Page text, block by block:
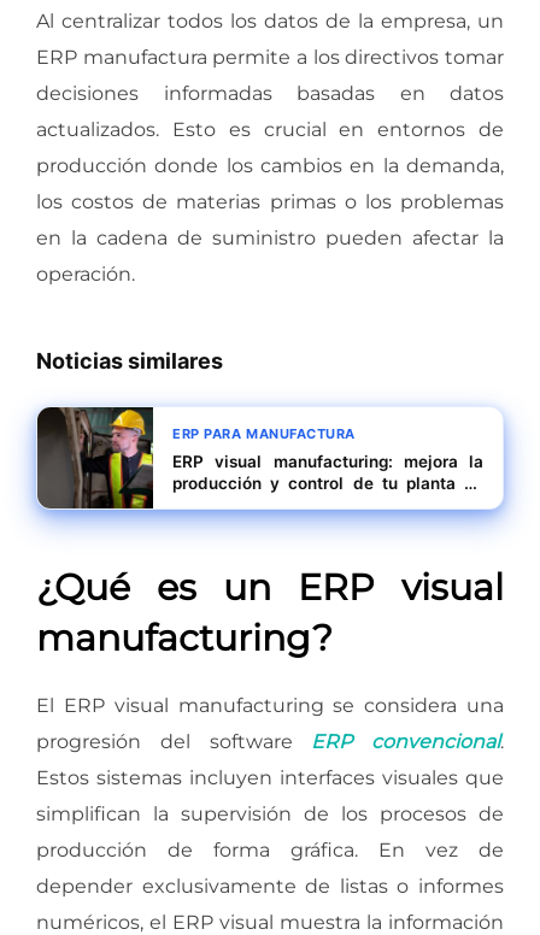
Al centralizar todos los datos de la empresa, un
ERP manufactura permite a los directivos tomar
decisiones informadas basadas en datos
actualizados. Esto es crucial en entornos de
producción donde los cambios en la demanda,
los costos de materias primas o los problemas
en la cadena de suministro pueden afectar la
operación.
Noticias similares
ERP PARA MANUFACTURA
ERP visual manufacturing: mejora la
producción y control de tu planta en
Ciudad de Panamá
¿Qué es un ERP visual
manufacturing?
El ERP visual manufacturing se considera una
progresión del software ERP convencional.
Estos sistemas incluyen interfaces visuales que
simplifican la supervisión de los procesos de
producción de forma gráfica. En vez de
depender exclusivamente de listas o informes
numéricos, el ERP visual muestra la información